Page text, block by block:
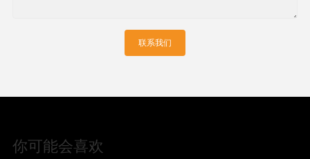
联系我们
你可能会喜欢